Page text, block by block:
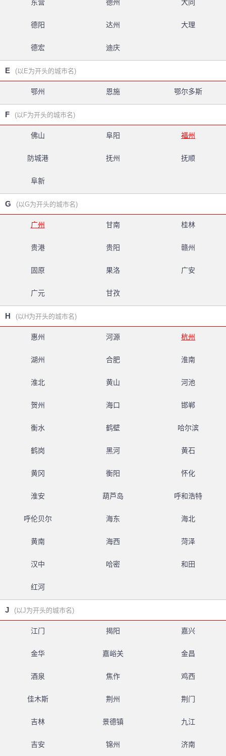
东营 德州 大同
德阳 达州 大理
德宏 迪庆
E (以E为开头的城市名)
鄂州 恩施 鄂尔多斯
F (以F为开头的城市名)
佛山 阜阳 福州
防城港 抚州 抚顺
阜新
G (以G为开头的城市名)
广州 甘南 桂林
贵港 贵阳 赣州
固原 果洛 广安
广元 甘孜
H (以H为开头的城市名)
惠州 河源 杭州
湖州 合肥 淮南
淮北 黄山 河池
贺州 海口 邯郸
衡水 鹤壁 哈尔滨
鹤岗 黑河 黄石
黄冈 衡阳 怀化
淮安 葫芦岛 呼和浩特
呼伦贝尔 海东 海北
黄南 海西 菏泽
汉中 哈密 和田
红河
J (以J为开头的城市名)
江门 揭阳 嘉兴
金华 嘉峪关 金昌
酒泉 焦作 鸡西
佳木斯 荆州 荆门
吉林 景德镇 九江
吉安 锦州 济南